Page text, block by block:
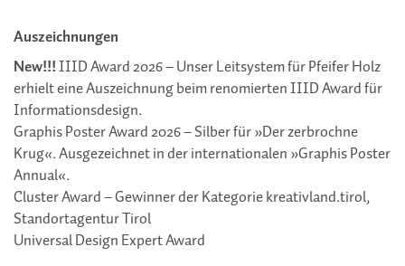
Auszeichnungen
New!!!IIID Award 2026 – Unser Leitsystem für Pfeifer Holz
erhielt eine Auszeichnung beim renomierten IIID Award für
Informationsdesign.
Graphis Poster Award 2026 – Silber für »Der zerbrochne
Krug«. Ausgezeichnet in der internationalen »Graphis Poster
Annual«.
Cluster Award – Gewinner der Kategorie kreativland.tirol,
Standortagentur Tirol
Universal Design Expert Award